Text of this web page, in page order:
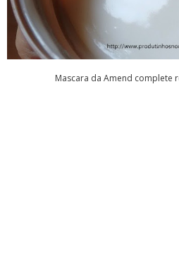
Mascara da Amend complete